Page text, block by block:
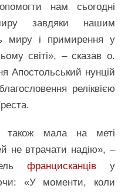
нам сьогодні
завдяки нашим
миру і примирення у
світі», – сказав о.
Апостольський нунцій
реліквією
також мала на меті
не втрачати надію», –
францисканціву
«У моменти, коли